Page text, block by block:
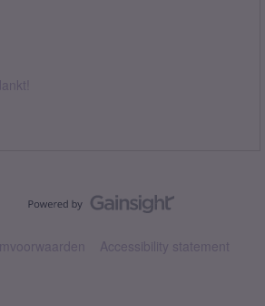
Accessibility statement